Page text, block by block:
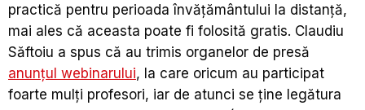
practică pentru perioada învățământului la distanță,
mai ales că aceasta poate fi folosită gratis. Claudiu
Săftoiu a spus că au trimis organelor de presă
anunțul webinarului, la care oricum au participat
foarte mulți profesori, iar de atunci se ține legătura